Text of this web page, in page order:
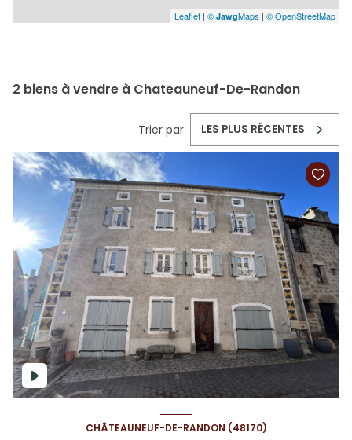
Leaflet | © JawgMaps | © OpenStreetMap
2 biens à vendre à Chateauneuf-De-Randon
Trier par LES PLUS RÉCENTES
CHÂTEAUNEUF-DE-RANDON (48170)